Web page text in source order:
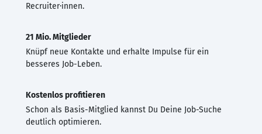
Recruiter·innen.
21 Mio. Mitglieder
Knüpf neue Kontakte und erhalte Impulse für ein
besseres Job-Leben.
Kostenlos profitieren
Schon als Basis-Mitglied kannst Du Deine Job-Suche
deutlich optimieren.